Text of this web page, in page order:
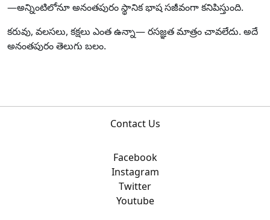
—అన్నింటిలోనూ అనంతపురం స్థానిక భాష సజీవంగా కనిపిస్తుంది.
కరువు, వలసలు, కక్షలు ఎంత ఉన్నా— రసజ్ఞత మాత్రం చావలేదు. అదే
అనంతపురం తెలుగు బలం.
Contact Us
Facebook
Instagram
Twitter
Youtube